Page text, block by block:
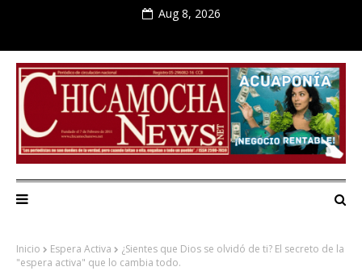
Aug 8, 2026
Inicio Espera Activa
¿Sientes que Dios se olvidó de ti? El secreto de la
"espera activa" que lo cambia todo.